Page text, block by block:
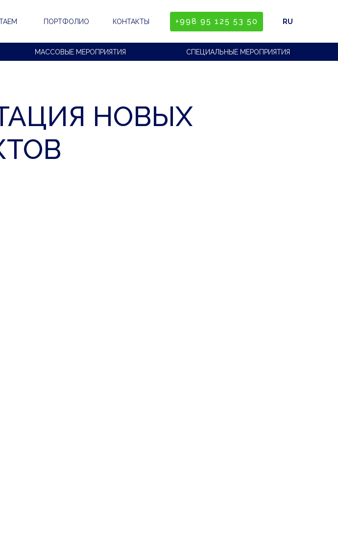
МАССОВЫЕ МЕРОПРИЯТИЯ СПЕЦИАЛЬНЫЕ МЕРОПРИЯТИЯ
RU
ПОРТФОЛИО КОНТАКТЫ +998 95 125 53 50
НОВЫХ